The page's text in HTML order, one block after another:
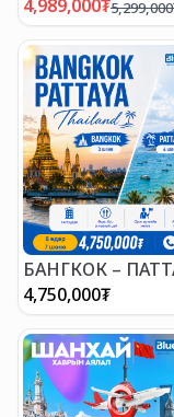
4,989,000₮5,299,000
БАНГКОК –
АЯЛАЛ
4,750,000₮